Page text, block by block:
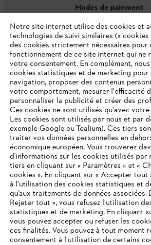
Modes de paiement
L'Entreprise
Questions / Réponses
Service
VOTRE NAVIGATEUR
N'EST PLUS PRIS EN
Notre site internet utilise des cookies et
technologies de suivi similaires (« cookies
des cookies strictement nécessaires pour
fonctionnement de ce site internet qui ne
votre consentement. En complément,
cookies statistiques et de marketing
navigation, proposer des contenus
votre comportement, mesurer l'efficacité
personnaliser la publicité et créer des
Ces cookies ne sont utilisés qu'avec
Les cookies sont utilisés par nous et par
exemple Google ou Tealium). Ces tiers
traiter vos données personnelles en
économique européen. Vous trouverez
d’informations sur les cookies utilisés par
tiers en cliquant sur « Paramètres » et «
cookies ». En cliquant sur « Accepter tout
à l'utilisation des cookies statistiques et
qu’aux traitements de données associées.
Rejeter tout », vous refusez l'utilisation
statistiques et de marketing. En cliquant
vous pouvez accepter ou refuser les
ces finalités. Vous pouvez à tout moment
consentement à l'utilisation de certains